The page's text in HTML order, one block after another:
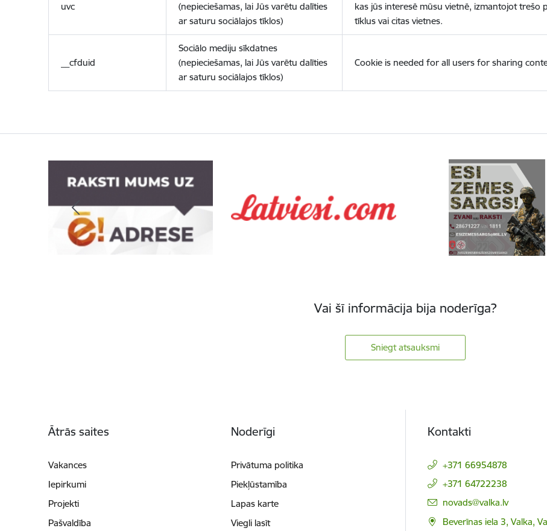
uvc
(nepieciešamas, lai Jūs varētu dalīties
ar saturu sociālajos tīklos)
kas jūs interesē mūsu vietnē, izmantojot trešo
tīklus vai citas vietnes.
__cfduid
Sociālo mediju sīkdatnes
(nepieciešamas, lai Jūs varētu dalīties
ar saturu sociālajos tīklos)
Cookie is needed for all users for sharing
Vai šī informācija bija noderīga?
Sniegt atsauksmi
Ātrās saites
Vakances
Iepirkumi
Projekti
Pašvaldība
Noderīgi
Privātuma politika
Piekļūstamība
Lapas karte
Viegli lasīt
Kontakti
+371 66954878
+371 64722238
E-pasts:
novads@valka.lv
Beverīnas iela 3, Valka,